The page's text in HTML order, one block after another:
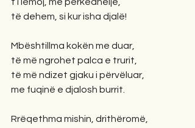
të dehem, si kur isha djalë!
Mbështillma kokën me duar,
të më ngrohet palca e trurit,
të më ndizet gjaku i përvëluar,
me fuqinë e djalosh burrit.
Rrëqethma mishin, drithëromë,